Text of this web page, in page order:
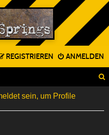
ANMELDEN
REGISTRIEREN
sein, um Profile